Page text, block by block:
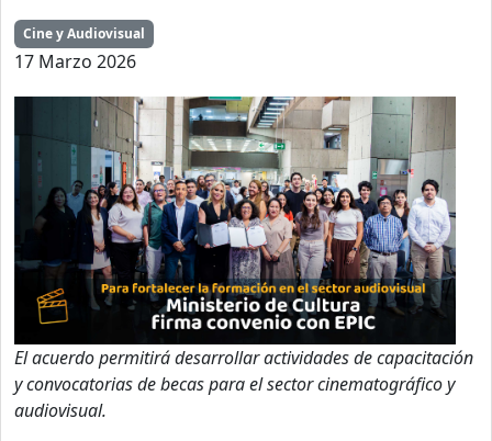
Cine y Audiovisual
17 Marzo 2026
El acuerdo permitirá desarrollar actividades de capacitación
y convocatorias de becas para el sector cinematográfico y
audiovisual.